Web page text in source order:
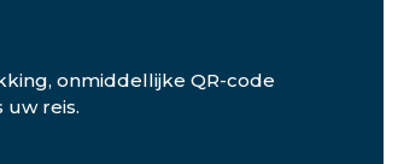
onmiddellijke QR-code
reis.